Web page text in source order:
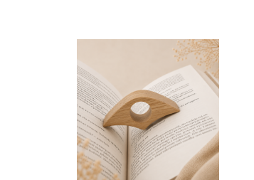
do koszyka